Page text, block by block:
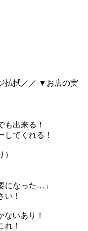
払拭／／ ▼お店の実
も出来る！
してくれる！
になった…」
い！
ないあり！
れ！